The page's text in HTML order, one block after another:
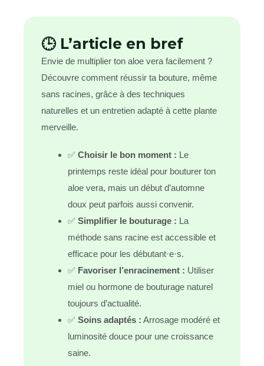
🕒 L’article en bref
Envie de multiplier ton aloe vera facilement ?
Découvre comment réussir ta bouture, même
sans racines, grâce à des techniques
naturelles et un entretien adapté à cette plante
merveille.
✅ Choisir le bon moment : Le
printemps reste idéal pour bouturer ton
aloe vera, mais un début d’automne
doux peut parfois aussi convenir.
✅ Simplifier le bouturage : La
méthode sans racine est accessible et
efficace pour les débutant·e·s.
✅ Favoriser l’enracinement : Utiliser
miel ou hormone de bouturage naturel
toujours d’actualité.
✅ Soins adaptés : Arrosage modéré et
luminosité douce pour une croissance
saine.